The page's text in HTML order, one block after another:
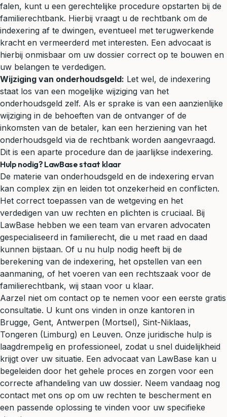
falen, kunt u een gerechtelijke procedure opstarten bij de
familierechtbank. Hierbij vraagt u de rechtbank om de
indexering af te dwingen, eventueel met terugwerkende
kracht en vermeerderd met interesten. Een advocaat is
hierbij onmisbaar om uw dossier correct op te bouwen en
uw belangen te verdedigen.
Wijziging van onderhoudsgeld: Let wel, de indexering
staat los van een mogelijke wijziging van het
onderhoudsgeld zelf. Als er sprake is van een aanzienlijke
wijziging in de behoeften van de ontvanger of de
inkomsten van de betaler, kan een herziening van het
onderhoudsgeld via de rechtbank worden aangevraagd.
Dit is een aparte procedure dan de jaarlijkse indexering.
Hulp nodig? LawBase staat klaar
De materie van onderhoudsgeld en de indexering ervan
kan complex zijn en leiden tot onzekerheid en conflicten.
Het correct toepassen van de wetgeving en het
verdedigen van uw rechten en plichten is cruciaal. Bij
LawBase hebben we een team van ervaren advocaten
gespecialiseerd in familierecht, die u met raad en daad
kunnen bijstaan. Of u nu hulp nodig heeft bij de
berekening van de indexering, het opstellen van een
aanmaning, of het voeren van een rechtszaak voor de
familierechtbank, wij staan voor u klaar.
Aarzel niet om contact op te nemen voor een eerste gratis
consultatie. U kunt ons vinden in onze kantoren in
Brugge, Gent, Antwerpen (Mortsel), Sint-Niklaas,
Tongeren (Limburg) en Leuven. Onze juridische hulp is
laagdrempelig en professioneel, zodat u snel duidelijkheid
krijgt over uw situatie. Een advocaat van LawBase kan u
begeleiden door het gehele proces en zorgen voor een
correcte afhandeling van uw dossier. Neem vandaag nog
contact met ons op om uw rechten te bescherment en
een passende oplossing te vinden voor uw specifieke